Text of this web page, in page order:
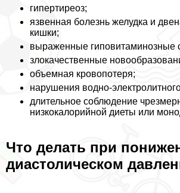
гипертиреоз;
язвенная болезнь желудка и
кишки;
выраженные гиповитаминозные
злокачественные
объемная кровопотеря;
нарушения водно-
длительное соблюдение
низкокалорийной диеты или
Что делать при
диастолическом